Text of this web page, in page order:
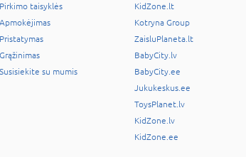
Pirkimo taisyklės
Apmokėjimas
Pristatymas
Grąžinimas
Susisiekite su mumis
KidZone.lt
Kotryna Group
ZaisluPlaneta.lt
BabyCity.lv
BabyCity.ee
Jukukeskus.ee
ToysPlanet.lv
KidZone.lv
KidZone.ee